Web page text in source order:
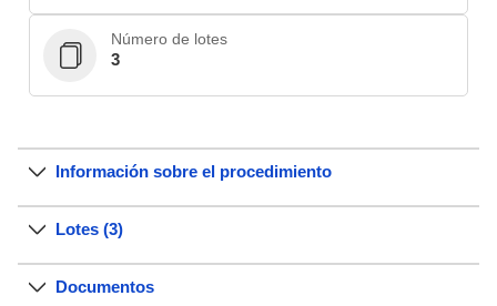
Número de lotes
3
Información sobre el procedimiento
Lotes (3)
Documentos